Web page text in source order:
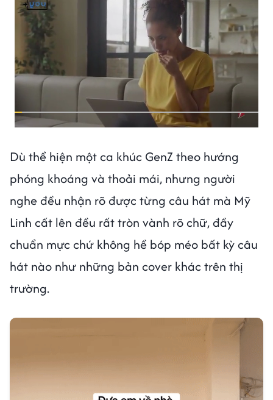
Dù thể hiện một ca khúc GenZ theo hướng
phóng khoáng và thoải mái, nhưng người
nghe đều nhận rõ được từng câu hát mà Mỹ
Linh cất lên đều rất tròn vành rõ chữ, đầy
chuẩn mực chứ không hề bóp méo bất kỳ câu
hát nào như những bản cover khác trên thị
trường.